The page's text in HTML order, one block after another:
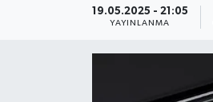
19.05.2025 - 21:05
YAYINLANMA